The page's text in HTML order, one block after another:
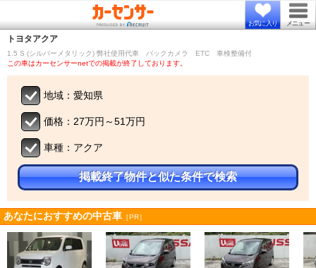
お気に入り メニュー
トヨタアクア
1.5 S (シルバーメタリック) 弊社使用代車 バックカメラ ETC 車検整備付
この車はカーセンサーnetでの掲載が終了しております。
地域：愛知県
価格：27万円～51万円
車種：アクア
掲載終了物件と似た条件で検索
あなたにおすすめの中古車 ［PR］